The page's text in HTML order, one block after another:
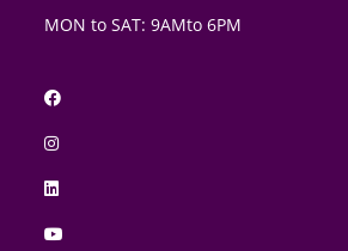
MON to SAT: 9AMto 6PM